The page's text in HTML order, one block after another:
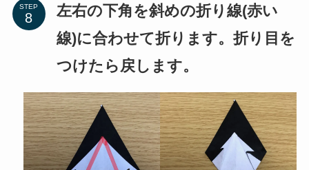
STEP
左右の下角を斜めの折り線(赤い
線)に合わせて折ります。折り目を
つけたら戻します。